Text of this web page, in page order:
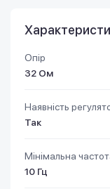
Опір
32 Ом
Наявність
Так
Мінімальна
10 Гц